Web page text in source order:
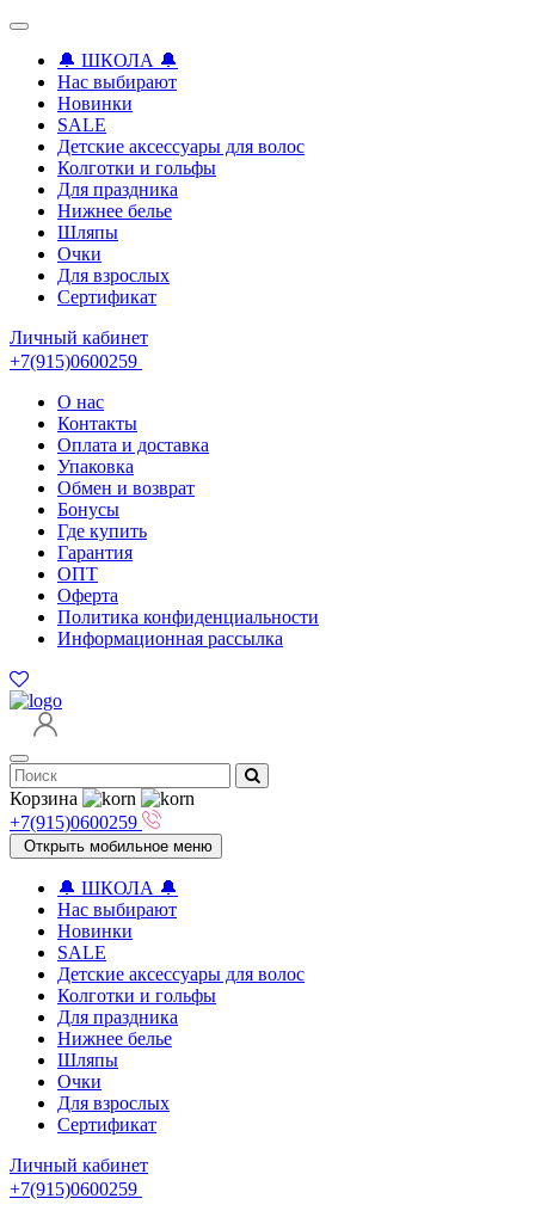
🔔 ШКОЛА 🔔
Нас выбирают
Новинки
SALE
Детские аксессуары для волоc
Колготки и гольфы
Для праздника
Нижнее белье
Шляпы
Очки
Для взрослых
Сертификат
Личный кабинет
+7(915)0600259
О нас
Контакты
Оплата и доставка
Упаковка
Обмен и возврат
Бонусы
Где купить
Гарантия
ОПТ
Оферта
Политика конфиденциальности
Информационная рассылка
Корзина
+7(915)0600259
Открыть мобильное меню
🔔 ШКОЛА 🔔
Нас выбирают
Новинки
SALE
Детские аксессуары для волоc
Колготки и гольфы
Для праздника
Нижнее белье
Шляпы
Очки
Для взрослых
Сертификат
Личный кабинет
+7(915)0600259